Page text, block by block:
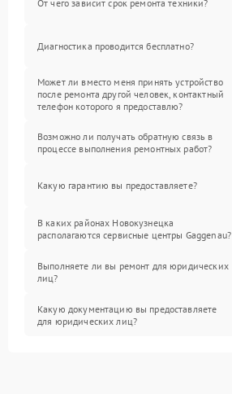
От чего зависит срок ремонта техники?
Диагностика проводится бесплатно?
Может ли вместо меня принять устройство
после ремонта другой человек, контактный
телефон которого я предоставлю?
Возможно ли получать обратную связь в
процессе выполнения ремонтных работ?
Какую гарантию вы предоставляете?
В каких районах Новокузнецка
располагаются сервисные центры Gaggenau?
Выполняете ли вы ремонт для юридических
лиц?
Какую документацию вы предоставляете
для юридических лиц?